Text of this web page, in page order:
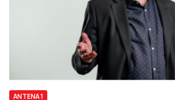
ANTENA 1